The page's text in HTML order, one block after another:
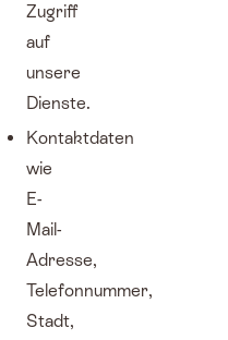
Zugriff
auf
unsere
Dienste.
Kontaktdaten
wie
E-
Mail-
Adresse,
Telefonnummer,
Stadt,